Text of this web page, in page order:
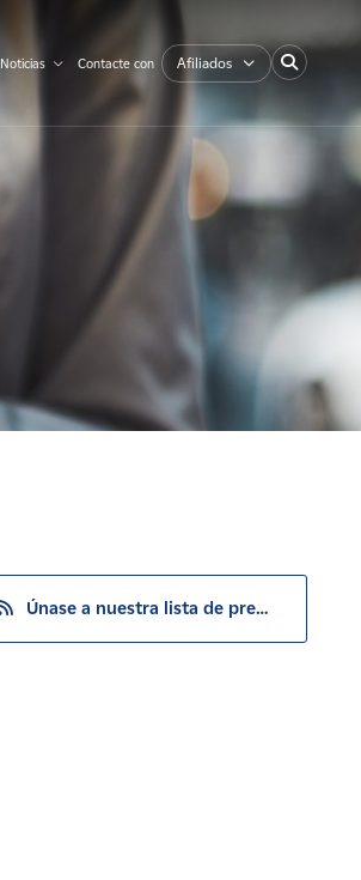
Noticias Contacte con Afiliados
Únase a nuestra lista de prensa